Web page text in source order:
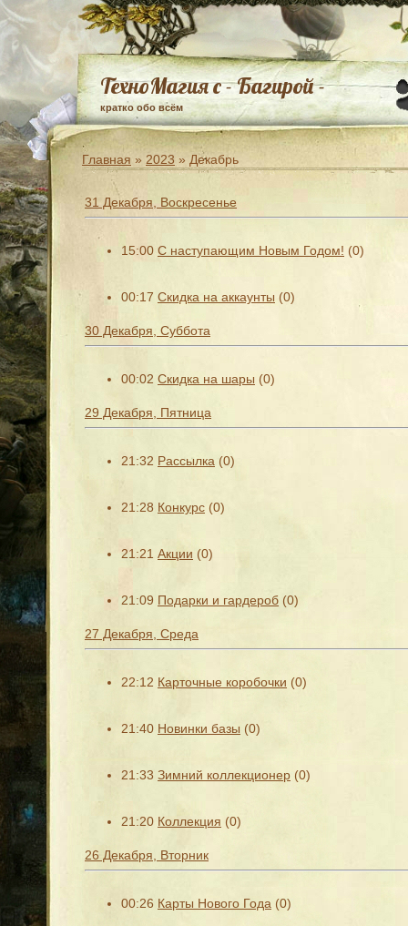
ТехноМагия с - Багирой -
кратко обо всём
Главная » 2023 » Декабрь
31 Декабря, Воскресенье
15:00 С наступающим Новым Годом! (0)
00:17 Скидка на аккаунты (0)
30 Декабря, Суббота
00:02 Скидка на шары (0)
29 Декабря, Пятница
21:32 Рассылка (0)
21:28 Конкурс (0)
21:21 Акции (0)
21:09 Подарки и гардероб (0)
27 Декабря, Среда
22:12 Карточные коробочки (0)
21:40 Новинки базы (0)
21:33 Зимний коллекционер (0)
21:20 Коллекция (0)
26 Декабря, Вторник
00:26 Карты Нового Года (0)